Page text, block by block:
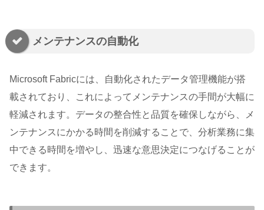
メンテナンスの自動化
Microsoft Fabricには、自動化されたデータ管理機能が搭
載されており、これによってメンテナンスの手間が大幅に
軽減されます。データの整合性と品質を確保しながら、メ
ンテナンスにかかる時間を削減することで、分析業務に集
中できる時間を増やし、迅速な意思決定につなげることが
できます。